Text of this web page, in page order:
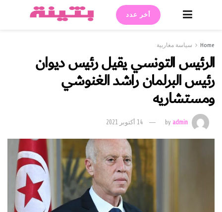
أخر عدد
Home سياسة مغاربية
الرئيس التونسي يقيل رئيس ديوان
رئيس البرلمان راشد الغنوشي
ومستشاريه
byadmin 14 أكتوبر 2021